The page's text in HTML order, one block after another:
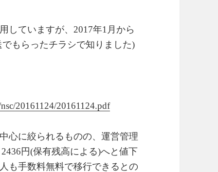
していますが、2017年1月から
もらったチラシで知りました)
20161124/20161124.pdf
心に絞られるものの、運営管理
円(保有残高による)へと値下
も手数料無料で移行できるとの